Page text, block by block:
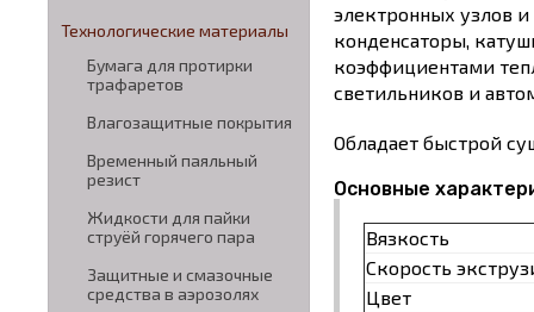
Технологические материалы
Бумага для протирки
трафаретов
Влагозащитные покрытия
Временный паяльный
резист
Жидкости для пайки
струёй горячего пара
Защитные и смазочные
средства в аэрозолях
электронных узлов
конденсаторы,
коэффициентами
светильников и
Обладает быстрой
Основные
Вязкость
Скорость
Цвет